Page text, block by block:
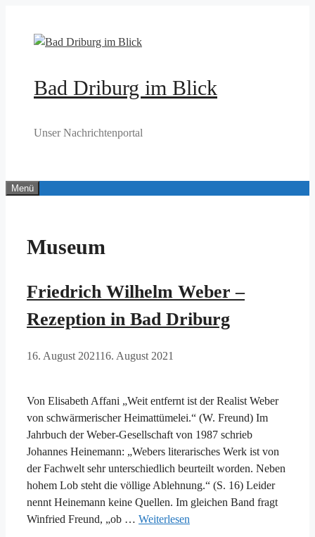
springen
Bad Driburg im Blick
Unser Nachrichtenportal
Menü
Museum
Friedrich Wilhelm Weber –
Rezeption in Bad Driburg
16. August 202116. August 2021
Von Elisabeth Affani „Weit entfernt ist der Realist Weber
von schwärmerischer Heimattümelei.“ (W. Freund) Im
Jahrbuch der Weber-Gesellschaft von 1987 schrieb
Johannes Heinemann: „Webers literarisches Werk ist von
der Fachwelt sehr unterschiedlich beurteilt worden. Neben
hohem Lob steht die völlige Ablehnung.“ (S. 16) Leider
nennt Heinemann keine Quellen. Im gleichen Band fragt
Winfried Freund, „ob … Weiterlesen